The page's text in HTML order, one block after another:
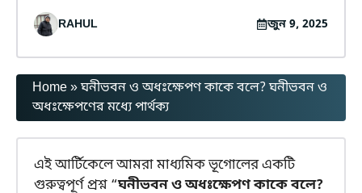
RAHUL জুন 9, 2025
Home»ঘনীভবন ও অধঃক্ষেপণ কাকে বলে? ঘনীভবন ও
অধঃক্ষেপণের মধ্যে পার্থক্য
এই আর্টিকেলে আমরা মাধ্যমিক ভূগোলের একটি
গুরুত্বপূর্ণ প্রশ্ন “ঘনীভবন ও অধঃক্ষেপণ কাকে বলে?